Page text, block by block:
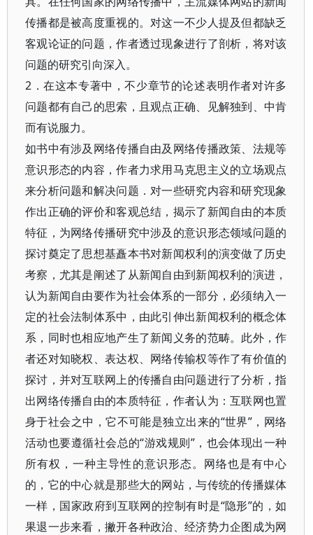
传播都是被高度重视的。对这一不少人提及但都缺乏
客观论证的问题，作者透过现象进行了剖析，将对该
问题的研究引向深入。
2．在这本专著中，不少章节的论述表明作者对许多
问题都有自己的思索，且观点正确、见解独到、中肯
而有说服力。
如书中有涉及网络传播自由及网络传播政策、法规等
意识形态的内容，作者力求用马克思主义的立场观点
来分析问题和解决问题．对一些研究内容和研究现象
作出正确的评价和客观总结，揭示了新闻自由的本质
特征，为网络传播研究中涉及的意识形态领域问题的
探讨奠定了思想基矗本书对新闻权利的演变做了历史
考察，尤其是阐述了从新闻自由到新闻权利的演进，
认为新闻自由要作为社会体系的一部分，必须纳入一
定的社会法制体系中，由此引伸出新闻权利的概念体
系，同时也相应地产生了新闻义务的范畴。此外，作
者还对知晓权、表达权、网络传输权等作了有价值的
探讨，并对互联网上的传播自由问题进行了分析，指
出网络传播自由的本质特征，作者认为：互联网也置
身于社会之中，它不可能是独立出来的“世界”，网络
活动也要遵循社会总的“游戏规则”，也会体现出一种
所有权，一种主导性的意识形态。网络也是有中心
的，它的中心就是那些大的网站，与传统的传播媒体
一样，国家政府到互联网的控制有时是“隐形”的，如
果退一步来看，撇开各种政治、经济势力企图成为网